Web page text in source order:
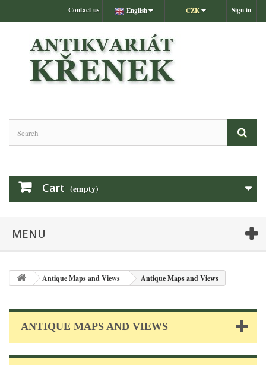
Sign in
CZK
English
Contact us
Cart (empty)
MENU
Antique Maps and Views Antique Maps and Views
ANTIQUE MAPS AND VIEWS